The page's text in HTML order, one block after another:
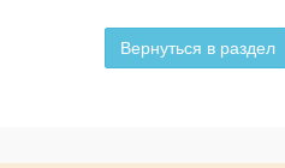
Вернуться в раздел